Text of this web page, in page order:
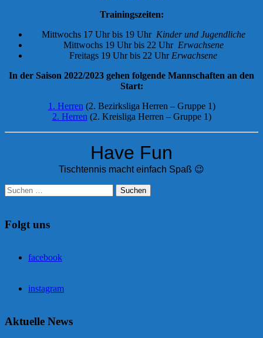
Trainingszeiten:
Mittwochs 17 Uhr bis 19 Uhr Kinder und Jugendliche
Mittwochs 19 Uhr bis 22 Uhr Erwachsene
Freitags 19 Uhr bis 22 Uhr Erwachsene
In der Saison 2022/2023 gehen folgende Mannschaften an den
Start:
1. Herren (2. Bezirksliga Herren – Gruppe 1)
2. Herren (2. Kreisliga Herren – Gruppe 1)
Have Fun
Tischtennis macht einfach Spaß 😉
Suchen
nach:
Folgt uns
facebook
instagram
Aktuelle News